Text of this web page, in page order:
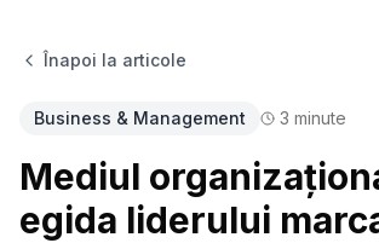
Înapoi la articole
Business & Management 3 minute
Mediul
egida liderului